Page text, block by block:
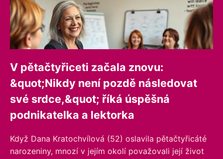
V pětačtyřiceti začala znovu:
&quot;Nikdy není pozdě následovat
své srdce,&quot; říká úspěšná
podnikatelka a lektorka
Když Dana Kratochvílová (52) oslavila pětačtyřicáté
narozeniny, mnozí v jejím okolí považovali její život